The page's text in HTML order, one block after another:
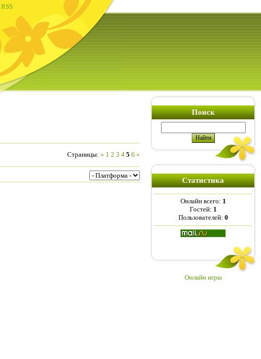
RSS
Страницы: « 1 2 3 4 5 6 »
Поиск
Статистика
Онлайн всего: 1
Гостей: 1
Пользователей: 0
Онлайн игры